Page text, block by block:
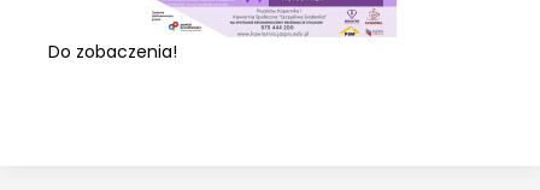
Do zobaczenia!